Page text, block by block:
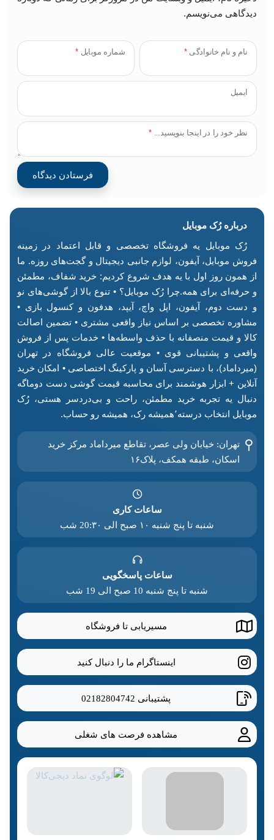
نظر خود را در اینجا بنویسید... *
نام و نام خانوادگی * شماره موبایل *
ایمیل
دیدگاهی می‌نویسم.
درباره رُک‌ موبایل
رُک موبایل یه فروشگاه تخصصی و قابل اعتماد در زمینه
فروش موبایل، آیفون، لوازم جانبی دیجیتال و گجت‌های روزه. ما
از همون روز اول با یه هدف شروع کردیم: خرید شفاف، مطمئن
و حرفه‌ای برای همه.چرا رُک موبایل؟ • تنوع بالا از گوشی‌های نو
و دست دوم، آیفون، اپل واچ، آیپد، هدفون و کنسول بازی •
مشاوره تخصصی بر اساس نیاز واقعی مشتری • تضمین اصالت
کالا و قیمت منصفانه با حذف واسطه‌ها • خدمات پس از فروش
واقعی و پشتیبانی قوی • موقعیت عالی فروشگاه در تهران
(میرداماد)، با دسترسی آسان و پارکینگ اختصاصی • امکان خرید
آنلاین + ابزار هوشمند برای محاسبه قیمت گوشی دست دوماگه
دنبال یه تجربه خرید مطمئن، راحت و بی‌دردسر هستی، رُک
موبایل انتخاب درسته٬همیشه رک، همیشه رو حساب.
تهران: خیابان ولی عصر، تقاطع میرداماد مرکز خرید‌
اسکان، طبقه همکف، پلاک۱۶
ساعات کاری
شنبه تا پنج شنبه ۱۰ صبح الی 20:۳۰ شب
ساعات پاسخگویی
شنبه تا پنج شنبه 10 صبح الی 19 شب
مسیریابی تا فروشگاه
اینستاگرام ما را دنبال کنید
پشتیبانی 02182804742
مشاهده فرصت های شغلی